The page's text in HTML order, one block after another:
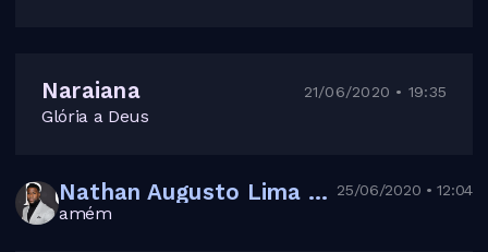
Naraiana 21/06/2020 • 19:35
Glória a Deus
Nathan Augusto Lima dos Santos 25/06/2020 • 12:04
amém